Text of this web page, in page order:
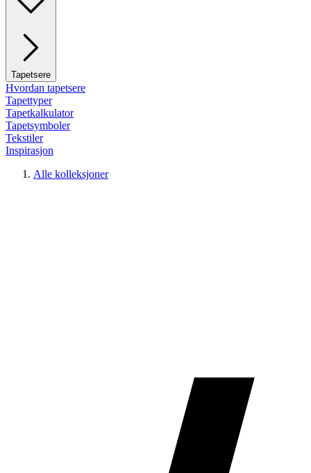
Tapetsere
Hvordan tapetsere
Tapettyper
Tapetkalkulator
Tapetsymboler
Tekstiler
Inspirasjon
Alle kolleksjoner